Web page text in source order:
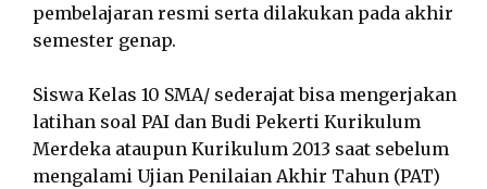
pembelajaran resmi serta dilakukan pada akhir
semester genap.
Siswa Kelas 10 SMA/ sederajat bisa mengerjakan
latihan soal PAI dan Budi Pekerti Kurikulum
Merdeka ataupun Kurikulum 2013 saat sebelum
mengalami Ujian Penilaian Akhir Tahun (PAT)